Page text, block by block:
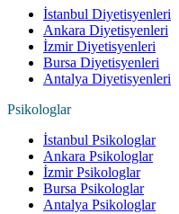
İstanbul Diyetisyenleri
Ankara Diyetisyenleri
İzmir Diyetisyenleri
Bursa Diyetisyenleri
Antalya Diyetisyenleri
Psikologlar
İstanbul Psikologlar
Ankara Psikologlar
İzmir Psikologlar
Bursa Psikologlar
Antalya Psikologlar